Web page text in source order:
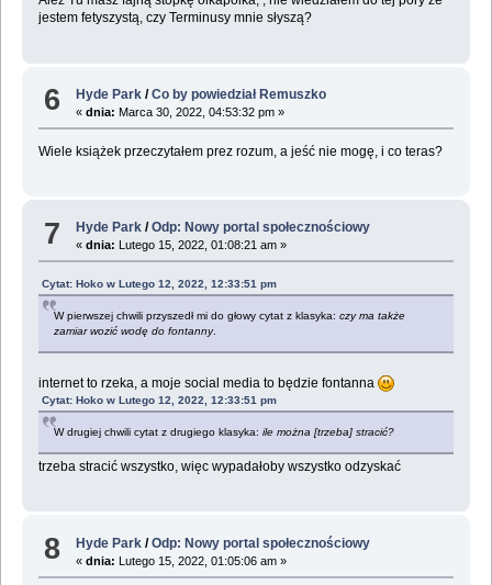
jestem fetyszystą, czy Terminusy mnie słyszą?
6 Hyde Park /Co by powiedział Remuszko
«dnia: Marca 30, 2022, 04:53:32 pm »
Wiele książek przeczytałem prez rozum, a jeść nie mogę, i co teras?
7 Hyde Park /Odp: Nowy portal społecznościowy
«dnia: Lutego 15, 2022, 01:08:21 am »
Cytat: Hoko w Lutego 12, 2022, 12:33:51 pm
W pierwszej chwili przyszedł mi do głowy cytat z klasyka: czy ma także
zamiar wozić wodę do fontanny.
internet to rzeka, a moje social media to będzie fontanna
Cytat: Hoko w Lutego 12, 2022, 12:33:51 pm
W drugiej chwili cytat z drugiego klasyka: ile można [trzeba] stracić?
trzeba stracić wszystko, więc wypadałoby wszystko odzyskać
8 Hyde Park /Odp: Nowy portal społecznościowy
«dnia: Lutego 15, 2022, 01:05:06 am »